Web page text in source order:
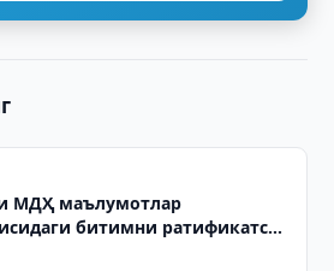
МДҲ маълумотлар
битимни ратификатсия